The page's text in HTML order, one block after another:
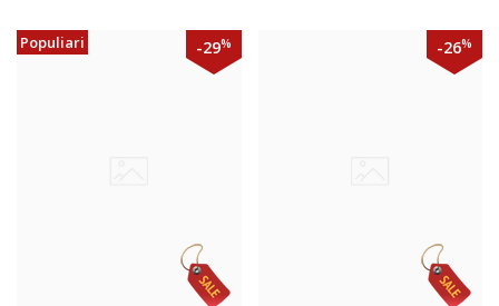
Populiari -29% -26%